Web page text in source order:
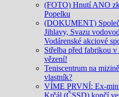
(FOTO) Hnutí ANO
Popelku
(DOKUMENT)
Jihlavy, Svazu
Vodárenské akciové
Střelba před fabrikou
vězení!
Teniscentrum na
vlastník?
VÍME PRVNÍ: Ex-